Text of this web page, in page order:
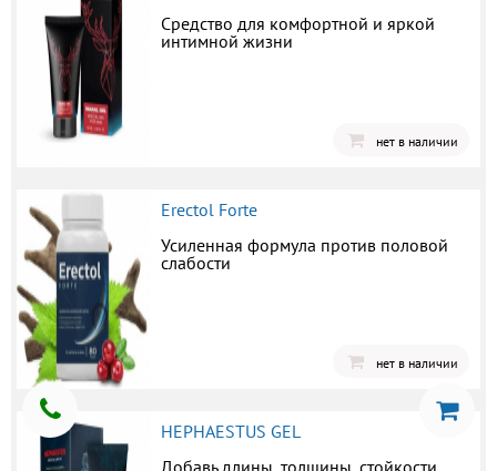
Средство для комфортной и яркой
интимной жизни
нет в наличии
Erectol Forte
Усиленная формула против половой
слабости
нет в наличии
HEPHAESTUS GEL